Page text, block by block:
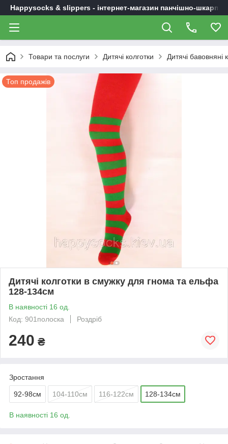
Happysocks & slippers - інтернет-магазин панчішно-
Товари та послуги Дитячі колготки Дитячі бавовняні
Топ продажів
Дитячі колготки в смужку для гнома та ельфа
128-134см
В наявності 16 од.
Код: 901полоска
Роздріб
240 ₴
Зростання
92-98см 104-110см 116-122см 128-134см
В наявності 16 од.